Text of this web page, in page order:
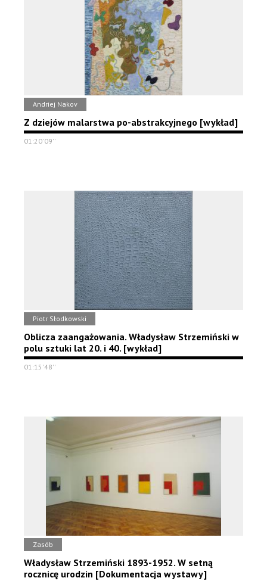
Andriej Nakov
Z dziejów malarstwa po-abstrakcyjnego [wykład]
01:20'09''
Piotr Słodkowski
Oblicza zaangażowania. Władysław Strzemiński w
polu sztuki lat 20. i 40. [wykład]
01:15'48''
Zasób
Władysław Strzemiński 1893-1952. W setną
rocznicę urodzin [Dokumentacja wystawy]